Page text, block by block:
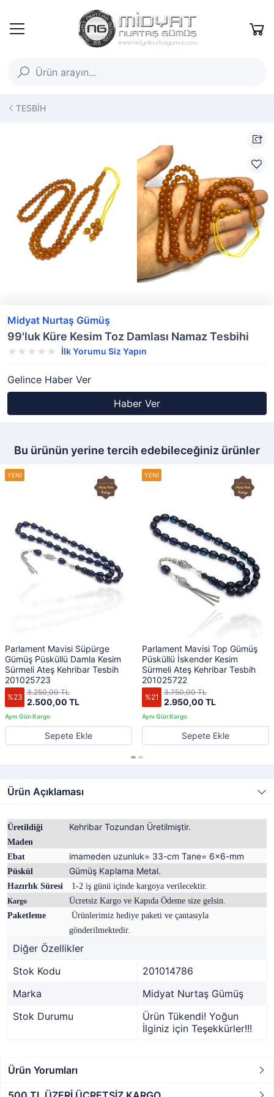
TESBİH
Midyat Nurtaş Gümüş
99'luk Küre Kesim Toz Damlası Namaz Tesbihi
İlk Yorumu Siz Yapın
Gelince Haber Ver
Haber Ver
Bu ürünün yerine tercih edebileceğiniz ürünler
Parlament Mavisi Süpürge
Gümüş Püsküllü Damla Kesim
Sürmeli Ateş Kehribar Tesbih
201025723
%23 2.500,00 TL
3.250,00 TL
Sepete Ekle
Parlament Mavisi Top Gümüş
Püsküllü İskender Kesim
Sürmeli Ateş Kehribar Tesbih
201025722
%21 2.950,00 TL
3.750,00 TL
Sepete Ekle
Ürün Açıklaması
Üretildiği
Maden
Kehribar Tozundan Üretilmiştir.
Ebat imameden uzunluk= 33-cm Tane= 6x6-mm
Püskül Gümüş Kaplama Metal.
Hazırlık Süresi 1-2 iş günü içinde kargoya verilecektir.
Kargo
Ücretsiz Kargo ve Kapıda Ödeme size gelsin.
Paketleme
Ürünlerimiz hediye paketi ve çantasıyla
gönderilmektedir.
Diğer Özellikler
Stok Kodu
201014786
Marka
Midyat Nurtaş Gümüş
Stok Durumu
Ürün Tükendi! Yoğun
İlginiz için Teşekkürler!!!
Ürün Yorumları